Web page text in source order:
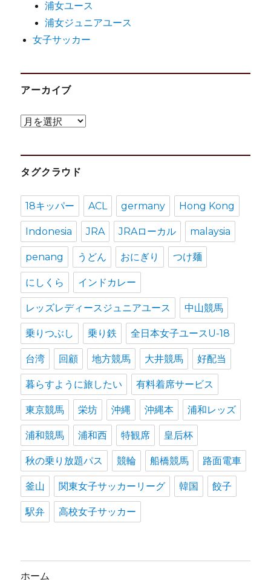
浦女ユース
浦女ジュニアユース
女子サッカー
アーカイブ
ア
カ
イ
タグクラウド
18キッパー ACL germany Hong Kong
Indonesia JRA JRAローカル malaysia
penang うどん おにぎり つけ麺
にしくら インドカレー
レッズレディースジュニアユース 中山競馬
乗りつぶし 乗り鉄 全日本女子ユースU-18
台湾 回顧 地方競馬 大井競馬 好配当
暮らすように旅したい 有料着席サービス
東京競馬 栄坊 沖縄 沖縄本 浦和レッズ
浦和競馬 浦和西 特観席 皇后杯
秋の乗り放題パス 競輪 船橋競馬 路面電車
釜山 関東女子サッカーリーグ 韓国 餃子
駅弁 高校女子サッカー
ホーム